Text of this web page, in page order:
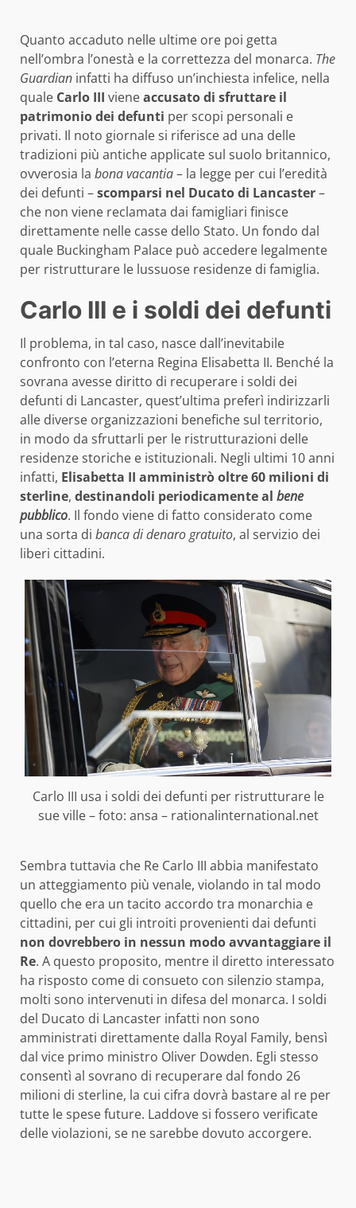
Quanto accaduto nelle ultime ore poi getta
nell’ombra l’onestà e la correttezza del monarca. The
Guardian infatti ha diffuso un’inchiesta infelice, nella
quale Carlo III vieneaccusato di sfruttare il
patrimonio dei defunti per scopi personali e
privati. Il noto giornale si riferisce ad una delle
tradizioni più antiche applicate sul suolo britannico,
ovverosia la bona vacantia– la legge per cui l’eredità
dei defunti –scomparsi nel Ducato di Lancaster–
che non viene reclamata dai famigliari finisce
direttamente nelle casse dello Stato. Un fondo dal
quale Buckingham Palace può accedere legalmente
per ristrutturare le lussuose residenze di famiglia.
Carlo III e i soldi dei defunti
Il problema, in tal caso, nasce dall’inevitabile
confronto con l’eterna Regina Elisabetta II. Benché la
sovrana avesse diritto di recuperare i soldi dei
defunti di Lancaster, quest’ultima preferì indirizzarli
alle diverse organizzazioni benefiche sul territorio,
in modo da sfruttarli per le ristrutturazioni delle
residenze storiche e istituzionali. Negli ultimi 10 anni
infatti, Elisabetta II amministrò oltre 60 milioni di
sterline, destinandoli periodicamente al bene
pubblico. Il fondo viene di fatto considerato come
una sorta di banca di denaro gratuito, al servizio dei
liberi cittadini.
Carlo III usa i soldi dei defunti per ristrutturare le
sue ville – foto: ansa – rationalinternational.net
Sembra tuttavia che Re Carlo III abbia manifestato
un atteggiamento più venale, violando in tal modo
quello che era un tacito accordo tra monarchia e
cittadini, per cui gli introiti provenienti dai defunti
non dovrebbero in nessun modo avvantaggiare il
Re. A questo proposito, mentre il diretto interessato
ha risposto come di consueto con silenzio stampa,
molti sono intervenuti in difesa del monarca. I soldi
del Ducato di Lancaster infatti non sono
amministrati direttamente dalla Royal Family, bensì
dal vice primo ministro Oliver Dowden. Egli stesso
consentì al sovrano di recuperare dal fondo 26
milioni di sterline, la cui cifra dovrà bastare al re per
tutte le spese future. Laddove si fossero verificate
delle violazioni, se ne sarebbe dovuto accorgere.